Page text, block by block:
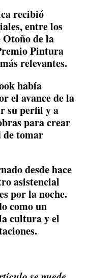
recibió
entre los
Otoño de la
Pintura
relevantes.
había
el avance de la
su perfil y a
para crear
de tomar
desde hace
asistencial
por la noche.
como un
cultura y el